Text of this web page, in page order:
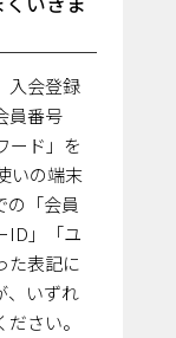
入会登録
員番号
ード」を
いの端末
の「会員
ID」「ユ
た表記に
、いずれ
さい。